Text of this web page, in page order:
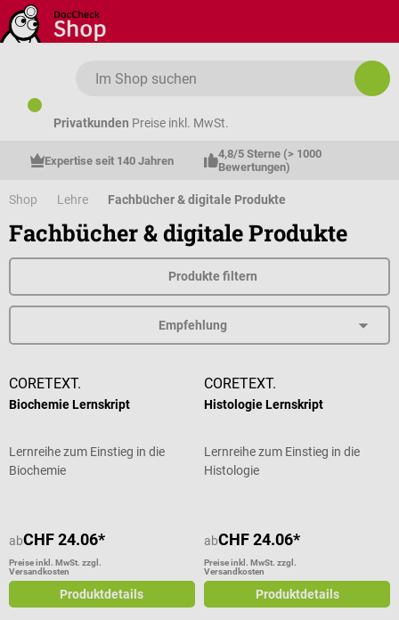
Zum Hauptinhalt springen
Privatkunden Preise inkl. MwSt.
Expertise seit 140 Jahren
4,8/5 Sterne (> 1000
Bewertungen)
Shop Lehre Fachbücher & digitale Produkte
Fachbücher & digitale Produkte
Produkte filtern
CORETEXT.
Biochemie Lernskript
Lernreihe zum Einstieg in die
Biochemie
abCHF 24.06*
Preise inkl. MwSt. zzgl.
Versandkosten
Produktdetails
CORETEXT.
Histologie Lernskript
Lernreihe zum Einstieg in die
Histologie
abCHF 24.06*
Preise inkl. MwSt. zzgl.
Versandkosten
Produktdetails